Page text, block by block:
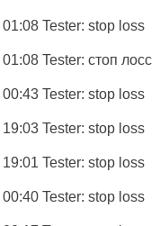
Tester: stop loss
Tester: стоп лосс
Tester: stop loss
Tester: stop loss
Tester: stop loss
Tester: stop loss